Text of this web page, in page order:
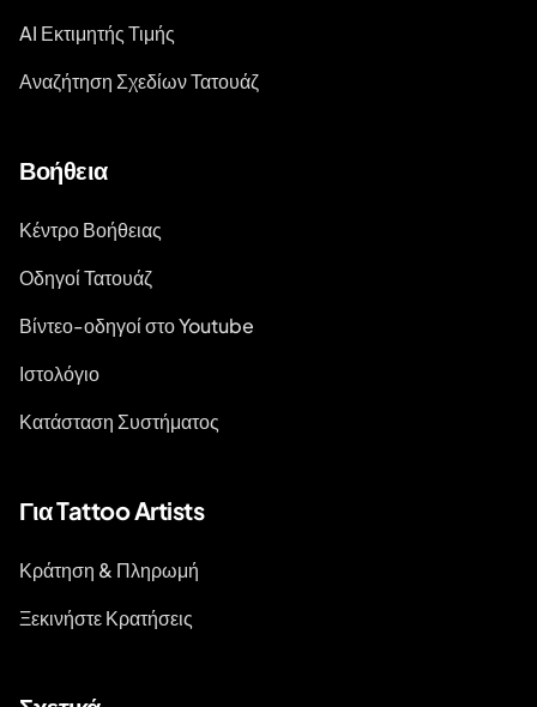
AI Εκτιμητής Τιμής
Αναζήτηση Σχεδίων Τατουάζ
Βοήθεια
Κέντρο Βοήθειας
Οδηγοί Τατουάζ
Βίντεο-οδηγοί στο Youtube
Ιστολόγιο
Κατάσταση Συστήματος
Για Tattoo Artists
Κράτηση & Πληρωμή
Ξεκινήστε Κρατήσεις